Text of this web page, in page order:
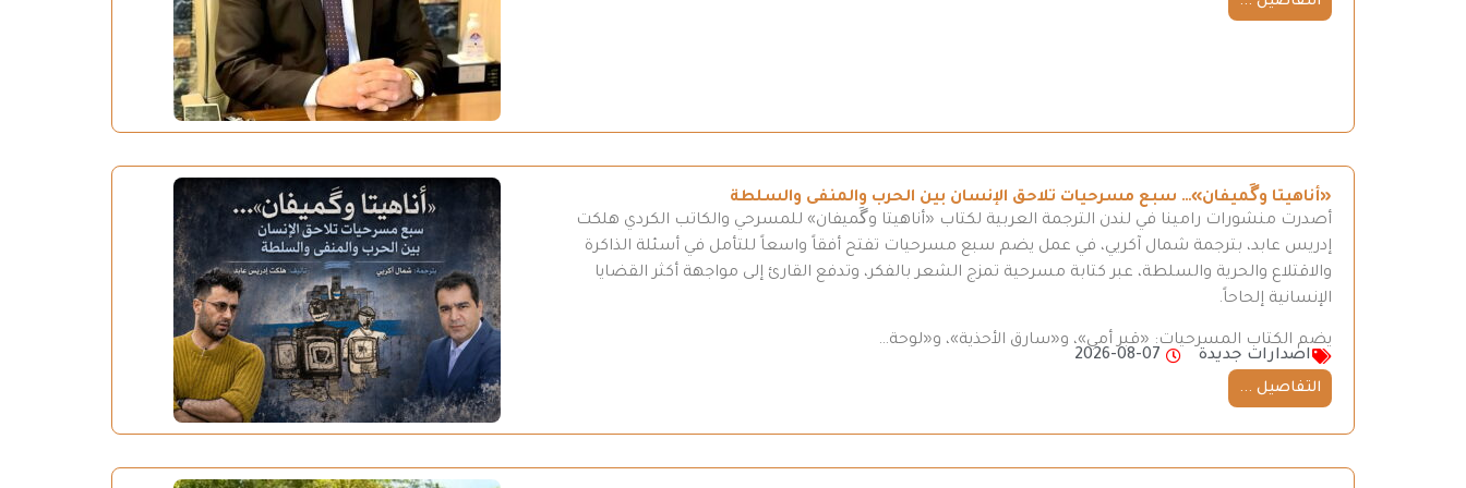
«أناهيتا وگَميفان»… سبع مسرحيات تلاحق الإنسان بين الحرب والمنفى والسلطة
أصدرت منشورات رامينا في لندن الترجمة العربية لكتاب «أناهيتا وگَميفان» للمسرحي والكاتب الكردي هلكت
إدريس عابد، بترجمة شمال آكريي، في عمل يضم سبع مسرحيات تفتح أفقاً واسعاً للتأمل في أسئلة الذاكرة
والاقتلاع والحرية والسلطة، عبر كتابة مسرحية تمزج الشعر بالفكر، وتدفع القارئ إلى مواجهة أكثر القضايا
الإنسانية إلحاحاً.
يضم الكتاب المسرحيات: «قبر أمي»، و«سارق الأحذية»، و«لوحة…
اصدارات جديدة
2026-08-07
التفاصيل ...